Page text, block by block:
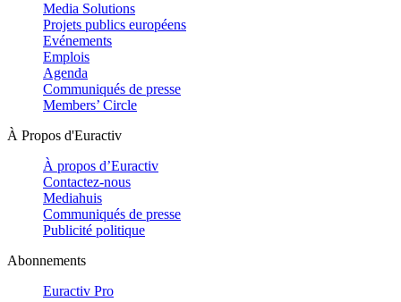
Media Solutions
Projets publics européens
Evénements
Emplois
Agenda
Communiqués de presse
Members’ Circle
À Propos d'Euractiv
À propos d’Euractiv
Contactez-nous
Mediahuis
Communiqués de presse
Publicité politique
Abonnements
Euractiv Pro